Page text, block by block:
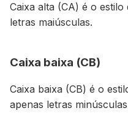
Caixa alta (CA) é o
letras maiúsculas.
Caixa baixa (CB)
Caixa baixa (CB) é o
apenas letras